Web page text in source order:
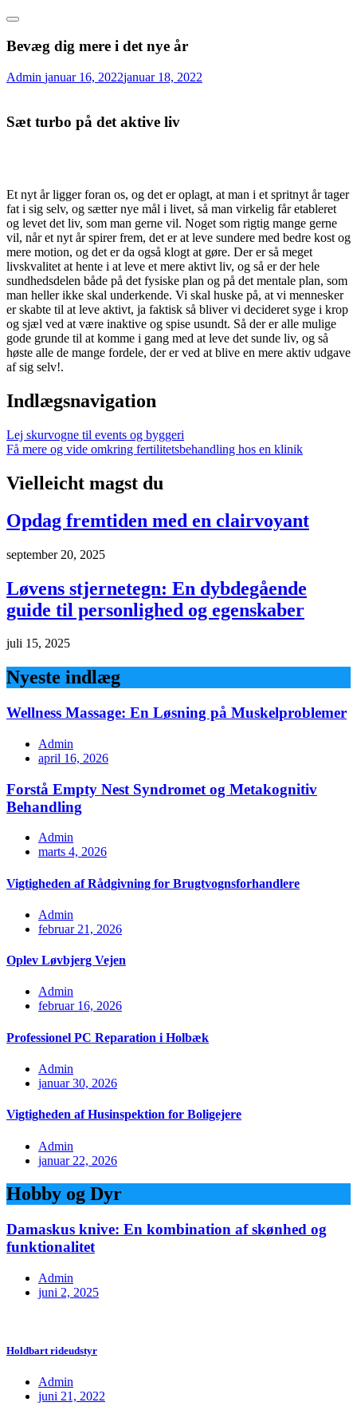
Bevæg dig mere i det nye år
Admin januar 16, 2022januar 18, 2022
Sæt turbo på det aktive liv
Et nyt år ligger foran os, og det er oplagt, at man i et spritnyt år tager
fat i sig selv, og sætter nye mål i livet, så man virkelig får etableret
og levet det liv, som man gerne vil. Noget som rigtig mange gerne
vil, når et nyt år spirer frem, det er at leve sundere med bedre kost og
mere motion, og det er da også klogt at gøre. Der er så meget
livskvalitet at hente i at leve et mere aktivt liv, og så er der hele
sundhedsdelen både på det fysiske plan og på det mentale plan, som
man heller ikke skal underkende. Vi skal huske på, at vi mennesker
er skabte til at leve aktivt, ja faktisk så bliver vi decideret syge i krop
og sjæl ved at være inaktive og spise usundt. Så der er alle mulige
gode grunde til at komme i gang med at leve det sunde liv, og så
høste alle de mange fordele, der er ved at blive en mere aktiv udgave
af sig selv!.
Indlægsnavigation
Lej skurvogne til events og byggeri
Få mere og vide omkring fertilitetsbehandling hos en klinik
Vielleicht magst du
Opdag fremtiden med en clairvoyant
september 20, 2025
Løvens stjernetegn: En dybdegående
guide til personlighed og egenskaber
juli 15, 2025
Nyeste indlæg
Wellness Massage: En Løsning på Muskelproblemer
Admin
april 16, 2026
Forstå Empty Nest Syndromet og Metakognitiv
Behandling
Admin
marts 4, 2026
Vigtigheden af Rådgivning for Brugtvognsforhandlere
Admin
februar 21, 2026
Oplev Løvbjerg Vejen
Admin
februar 16, 2026
Professionel PC Reparation i Holbæk
Admin
januar 30, 2026
Vigtigheden af Husinspektion for Boligejere
Admin
januar 22, 2026
Hobby og Dyr
Damaskus knive: En kombination af skønhed og
funktionalitet
Admin
juni 2, 2025
Holdbart rideudstyr
Admin
juni 21, 2022